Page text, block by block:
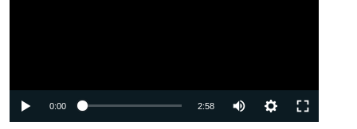
0:00 2:58